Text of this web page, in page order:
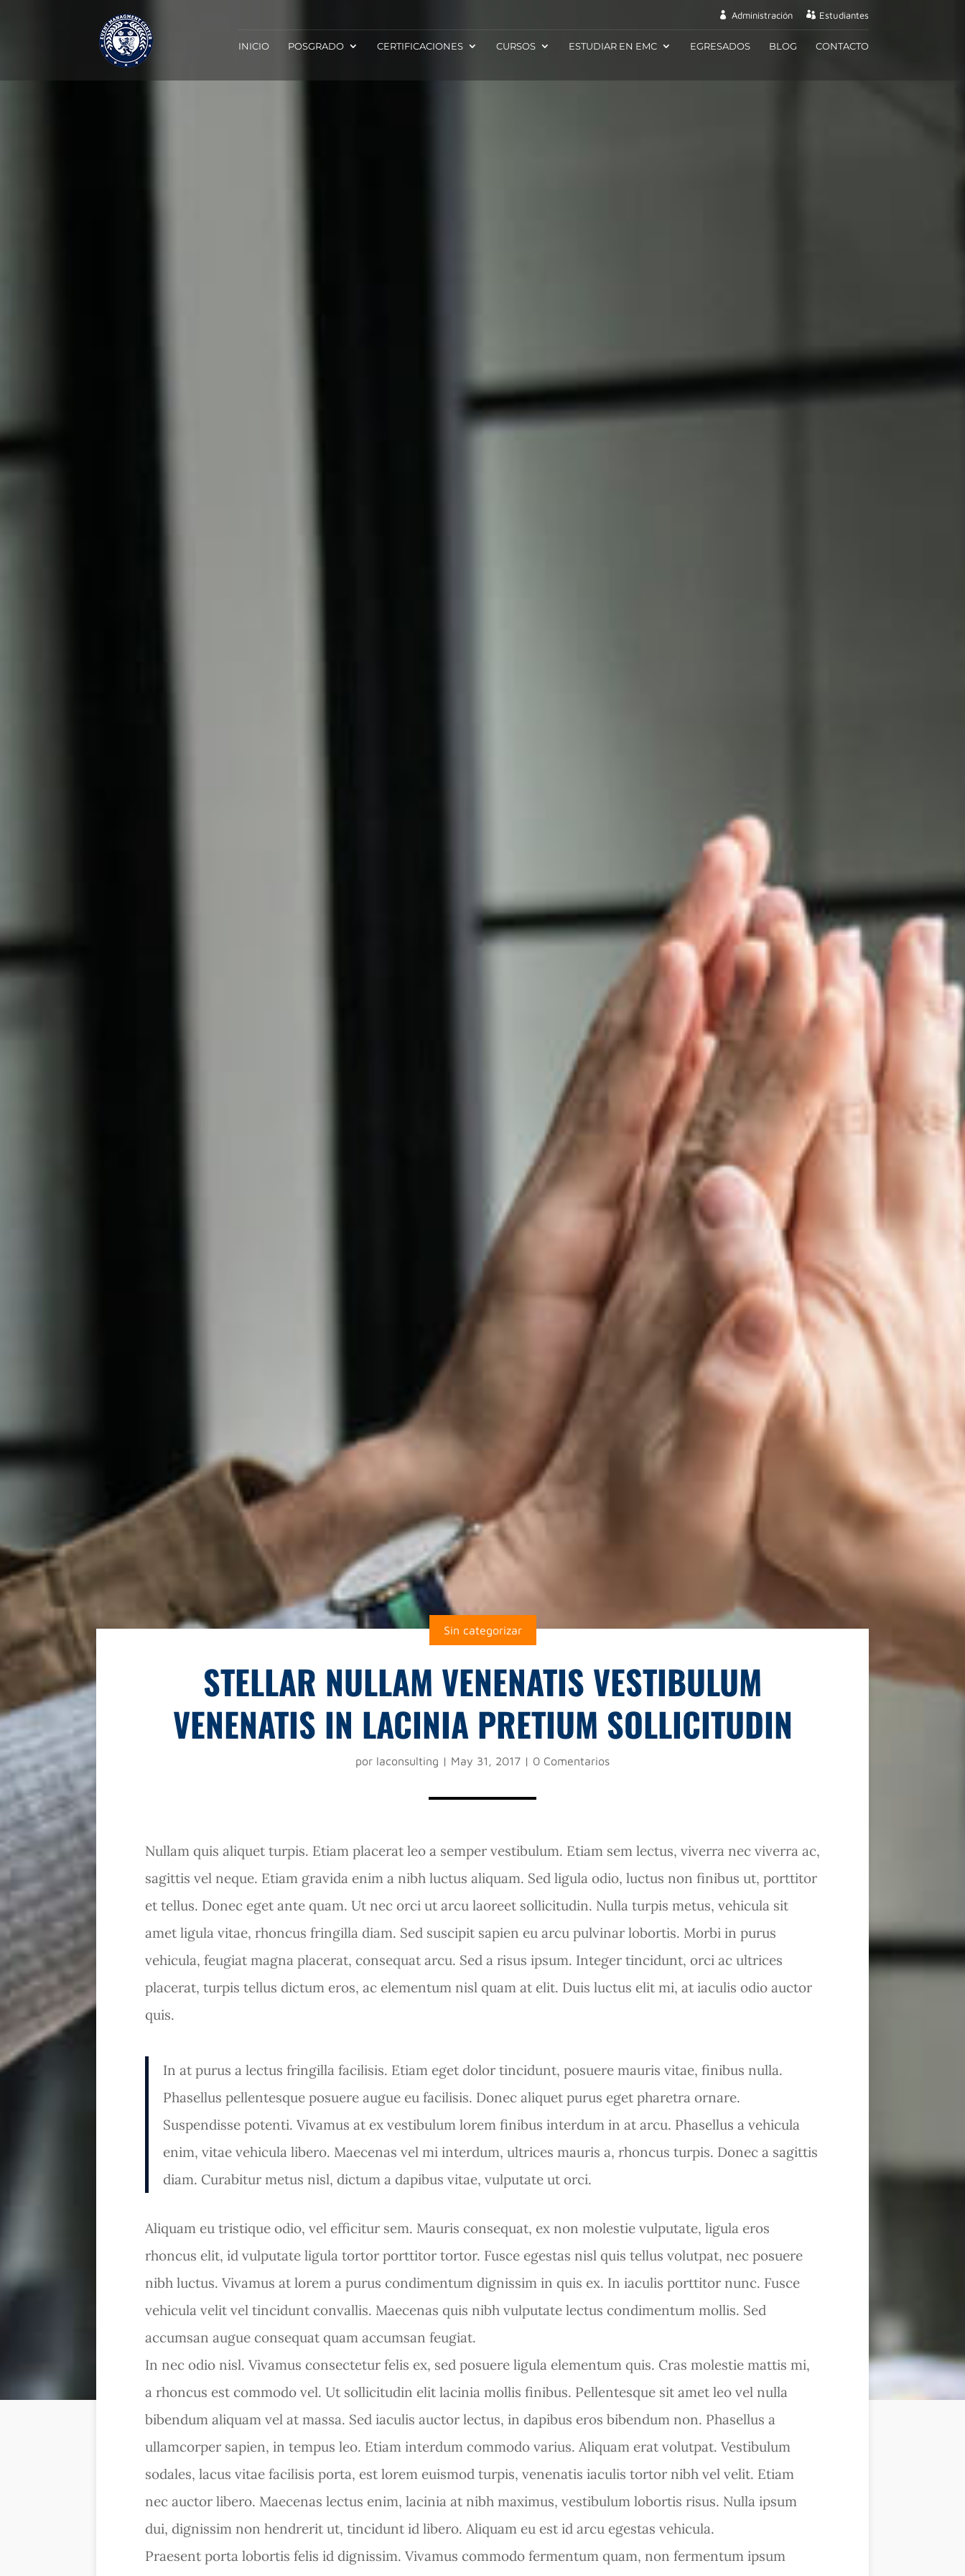
Administración Estudiantes
INICIO POSGRADO CERTIFICACIONES CURSOS ESTUDIAR EN EMC EGRESADOS BLOG CONTACTO
Sin categorizar
STELLAR NULLAM VENENATIS VESTIBULUM
VENENATIS IN LACINIA PRETIUM SOLLICITUDIN
por laconsulting | May 31, 2017 | 0 Comentarios
Nullam quis aliquet turpis. Etiam placerat leo a semper vestibulum. Etiam sem lectus, viverra nec viverra ac,
sagittis vel neque. Etiam gravida enim a nibh luctus aliquam. Sed ligula odio, luctus non finibus ut, porttitor
et tellus. Donec eget ante quam. Ut nec orci ut arcu laoreet sollicitudin. Nulla turpis metus, vehicula sit
amet ligula vitae, rhoncus fringilla diam. Sed suscipit sapien eu arcu pulvinar lobortis. Morbi in purus
vehicula, feugiat magna placerat, consequat arcu. Sed a risus ipsum. Integer tincidunt, orci ac ultrices
placerat, turpis tellus dictum eros, ac elementum nisl quam at elit. Duis luctus elit mi, at iaculis odio auctor
quis.
In at purus a lectus fringilla facilisis. Etiam eget dolor tincidunt, posuere mauris vitae, finibus nulla.
Phasellus pellentesque posuere augue eu facilisis. Donec aliquet purus eget pharetra ornare.
Suspendisse potenti. Vivamus at ex vestibulum lorem finibus interdum in at arcu. Phasellus a vehicula
enim, vitae vehicula libero. Maecenas vel mi interdum, ultrices mauris a, rhoncus turpis. Donec a sagittis
diam. Curabitur metus nisl, dictum a dapibus vitae, vulputate ut orci.
Aliquam eu tristique odio, vel efficitur sem. Mauris consequat, ex non molestie vulputate, ligula eros
rhoncus elit, id vulputate ligula tortor porttitor tortor. Fusce egestas nisl quis tellus volutpat, nec posuere
nibh luctus. Vivamus at lorem a purus condimentum dignissim in quis ex. In iaculis porttitor nunc. Fusce
vehicula velit vel tincidunt convallis. Maecenas quis nibh vulputate lectus condimentum mollis. Sed
accumsan augue consequat quam accumsan feugiat.
In nec odio nisl. Vivamus consectetur felis ex, sed posuere ligula elementum quis. Cras molestie mattis mi,
a rhoncus est commodo vel. Ut sollicitudin elit lacinia mollis finibus. Pellentesque sit amet leo vel nulla
bibendum aliquam vel at massa. Sed iaculis auctor lectus, in dapibus eros bibendum non. Phasellus a
ullamcorper sapien, in tempus leo. Etiam interdum commodo varius. Aliquam erat volutpat. Vestibulum
sodales, lacus vitae facilisis porta, est lorem euismod turpis, venenatis iaculis tortor nibh vel velit. Etiam
nec auctor libero. Maecenas lectus enim, lacinia at nibh maximus, vestibulum lobortis risus. Nulla ipsum
dui, dignissim non hendrerit ut, tincidunt id libero. Aliquam eu est id arcu egestas vehicula.
Praesent porta lobortis felis id dignissim. Vivamus commodo fermentum quam, non fermentum ipsum